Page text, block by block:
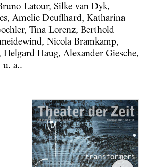
Latour, Silke van Dyk,
Amelie Deuflhard, Katharina
Tina Lorenz, Berthold
Nicola Bramkamp,
Helgard Haug, Alexander Giesche,
u. a..